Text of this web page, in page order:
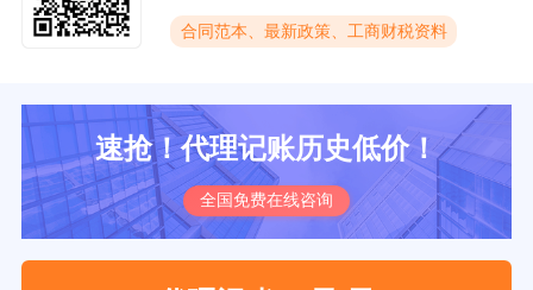
合同范本、最新政策、工商财税资料
速抢！代理记账历史低价！
全国免费在线咨询